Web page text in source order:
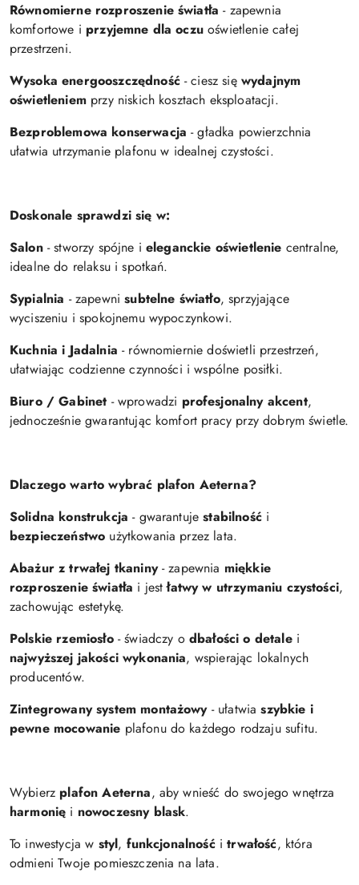
Równomierne rozproszenie światła - zapewnia
komfortowe i przyjemne dla oczuoświetlenie całej
przestrzeni.
Wysoka energooszczędność- ciesz się wydajnym
oświetleniemprzy niskich kosztach eksploatacji.
Bezproblemowa konserwacja - gładka powierzchnia
ułatwia utrzymanie plafonu w idealnej czystości.
Doskonale sprawdzi się w:
Salon- stworzy spójne ieleganckie oświetlenie centralne,
idealne do relaksu i spotkań.
Sypialnia - zapewnisubtelne światło, sprzyjające
wyciszeniu i spokojnemu wypoczynkowi.
Kuchnia i Jadalnia - równomiernie doświetli przestrzeń,
ułatwiając codzienne czynności i wspólne posiłki.
Biuro / Gabinet - wprowadzi profesjonalny akcent,
jednocześnie gwarantując komfort pracy przy dobrym świetle.
Dlaczego warto wybrać plafon Aeterna?
Solidna konstrukcja - gwarantujestabilnośći
bezpieczeństwo użytkowania przez lata.
Abażur z trwałej tkaniny- zapewnia miękkie
rozproszenie światła i jestłatwy w utrzymaniu czystości,
zachowując estetykę.
Polskie rzemiosło- świadczy o dbałości o detalei
najwyższej jakości wykonania, wspierając lokalnych
producentów.
Zintegrowany system montażowy- ułatwiaszybkie i
pewne mocowanie plafonu do każdego rodzaju sufitu.
Wybierz plafon Aeterna, aby wnieść do swojego wnętrza
harmonię i nowoczesny blask.
To inwestycja w styl, funkcjonalnośćitrwałość, która
odmieni Twoje pomieszczenia na lata.